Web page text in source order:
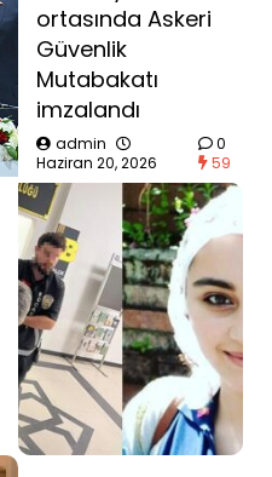
ortasında Askeri
Güvenlik
Mutabakatı
imzalandı
admin
Haziran 20, 2026
0
59